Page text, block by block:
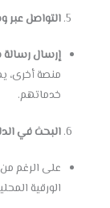
التواصل عبر
إرسال رسالة
منصة أخرى،
خدماتهم.
البحث في
على الرغم
الورقية